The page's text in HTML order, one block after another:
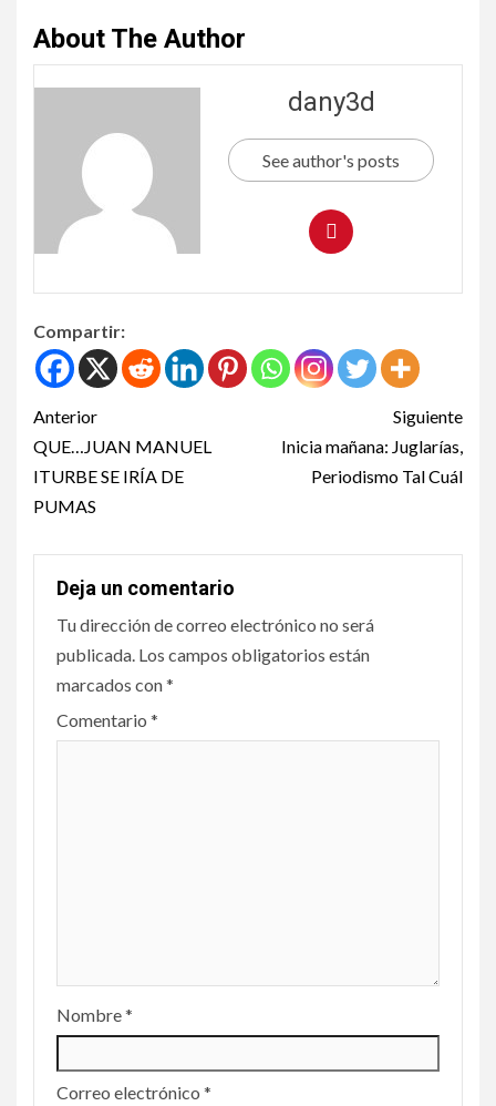
About The Author
dany3d
See author's posts
Compartir:
Anterior
QUE…JUAN MANUEL
ITURBE SE IRÍA DE
PUMAS
Siguiente
Inicia mañana: Juglarías,
Periodismo Tal Cuál
Deja un comentario
Tu dirección de correo electrónico no será
publicada. Los campos obligatorios están
marcados con*
Comentario *
Nombre*
Correo electrónico *